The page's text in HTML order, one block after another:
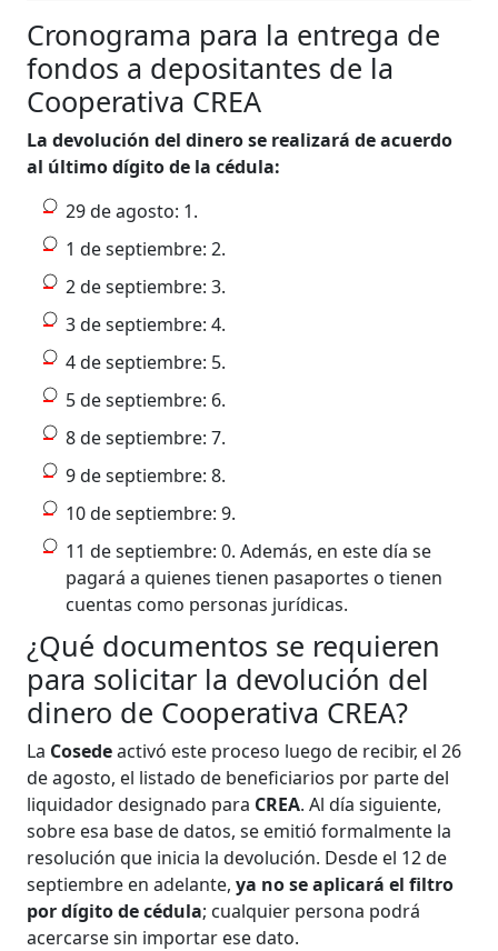
Cronograma para la entrega de
fondos a depositantes de la
Cooperativa CREA
La devolución del dinero se realizará de acuerdo
al último dígito de la cédula:
29 de agosto: 1.
1 de septiembre: 2.
2 de septiembre: 3.
3 de septiembre: 4.
4 de septiembre: 5.
5 de septiembre: 6.
8 de septiembre: 7.
9 de septiembre: 8.
10 de septiembre: 9.
11 de septiembre: 0. Además, en este día se
pagará a quienes tienen pasaportes o tienen
cuentas como personas jurídicas.
¿Qué documentos se requieren
para solicitar la devolución del
dinero de Cooperativa CREA?
La Cosedeactivó este proceso luego de recibir, el 26
de agosto, el listado de beneficiarios por parte del
liquidador designado para CREA. Al día siguiente,
sobre esa base de datos, se emitió formalmente la
resolución que inicia la devolución. Desde el 12 de
septiembre en adelante,ya no se aplicará el filtro
por dígito de cédula; cualquier persona podrá
acercarse sin importar ese dato.